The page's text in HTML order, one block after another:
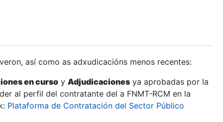
así como as adxudicacións menos recentes:
en curso y Adjudicaciones ya aprobadas por la
al perfil del contratante del a FNMT-RCM en la
Plataforma de Contratación del Sector Público